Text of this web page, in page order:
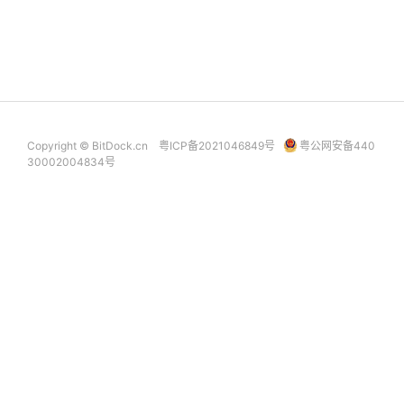
Copyright © BitDock.cn 粤ICP备2021046849号
粤公网安备440
30002004834号